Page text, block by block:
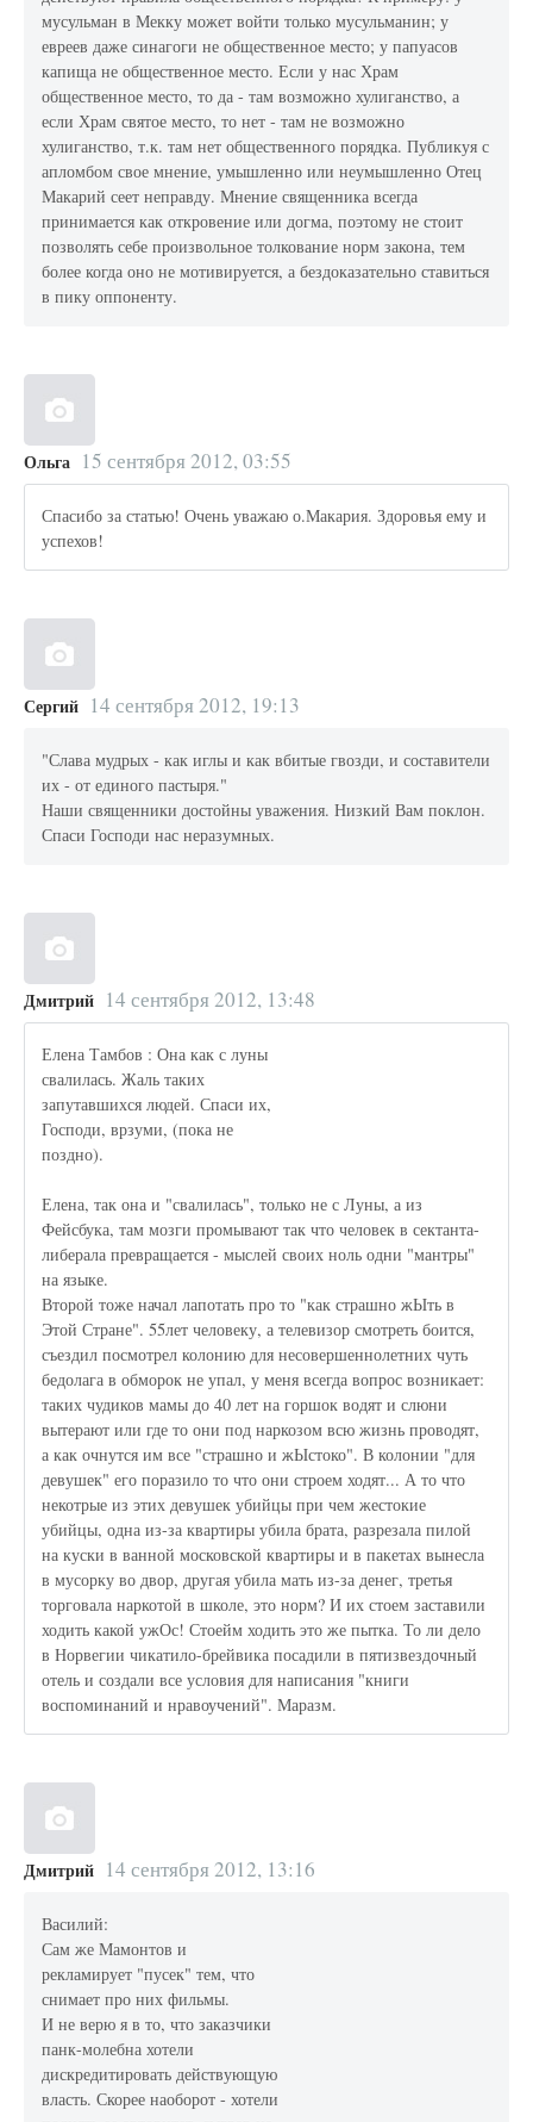
мусульман в Мекку может войти только мусульманин; у
евреев даже синагоги не общественное место; у папуасов
капища не общественное место. Если у нас Храм
общественное место, то да - там возможно хулиганство, а
если Храм святое место, то нет - там не возможно
хулиганство, т.к. там нет общественного порядка. Публикуя с
апломбом свое мнение, умышленно или неумышленно Отец
Макарий сеет неправду. Мнение священника всегда
принимается как откровение или догма, поэтому не стоит
позволять себе произвольное толкование норм закона, тем
более когда оно не мотивируется, а бездоказательно ставиться
в пику оппоненту.
Ольга 15 сентября 2012, 03:55
Спасибо за статью! Очень уважаю о.Макария. Здоровья ему и
успехов!
Сергий 14 сентября 2012, 19:13
"Слава мудрых - как иглы и как вбитые гвозди, и составители
их - от единого пастыря."
Наши священники достойны уважения. Низкий Вам поклон.
Спаси Господи нас неразумных.
Дмитрий 14 сентября 2012, 13:48
Елена Тамбов : Она как с луны
свалилась. Жаль таких
запутавшихся людей. Спаси их,
Господи, врзуми, (пока не
поздно).
Елена, так она и "свалилась", только не с Луны, а из
Фейсбука, там мозги промывают так что человек в сектанта-
либерала превращается - мыслей своих ноль одни "мантры"
на языке.
Второй тоже начал лапотать про то "как страшно жЫть в
Этой Стране". 55лет человеку, а телевизор смотреть боится,
съездил посмотрел колонию для несовершеннолетних чуть
бедолага в обморок не упал, у меня всегда вопрос возникает:
таких чудиков мамы до 40 лет на горшок водят и слюни
вытерают или где то они под наркозом всю жизнь проводят,
а как очнутся им все "страшно и жЫстоко". В колонии "для
девушек" его поразило то что они строем ходят... А то что
некотрые из этих девушек убийцы при чем жестокие
убийцы, одна из-за квартиры убила брата, разрезала пилой
на куски в ванной московской квартиры и в пакетах вынесла
в мусорку во двор, другая убила мать из-за денег, третья
торговала наркотой в школе, это норм? И их стоем заставили
ходить какой ужОс! Стоейм ходить это же пытка. То ли дело
в Норвегии чикатило-брейвика посадили в пятизвездочный
отель и создали все условия для написания "книги
воспоминаний и нравоучений". Маразм.
Дмитрий 14 сентября 2012, 13:16
Василий:
Сам же Мамонтов и
рекламирует "пусек" тем, что
снимает про них фильмы.
И не верю я в то, что заказчики
панк-молебна хотели
дискредитировать действующую
власть. Скорее наоборот - хотели